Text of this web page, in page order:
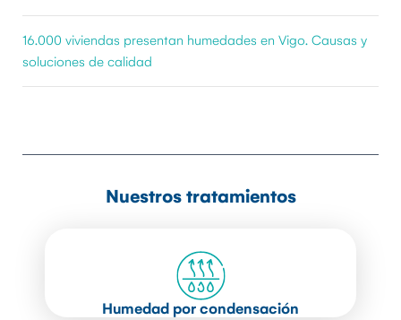
16.000 viviendas presentan humedades en Vigo. Causas y
soluciones de calidad
Nuestros tratamientos
Humedad por condensación